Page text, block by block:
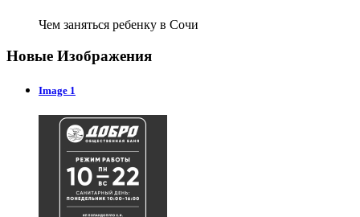
Чем заняться ребенку в Сочи
Новые Изображения
Image 1